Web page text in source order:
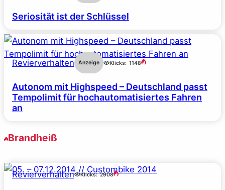
Seriosität ist der Schlüssel
Revierverhalten Anzeige Klicks: 1148
Autonom mit Highspeed – Deutschland passt
Tempolimit für hochautomatisiertes Fahren
an
Brandheiß
Revierverhalten Klicks: 2908